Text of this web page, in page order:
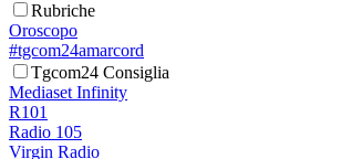
Rubriche
Oroscopo
#tgcom24amarcord
Tgcom24 Consiglia
Mediaset Infinity
R101
Radio 105
Virgin Radio